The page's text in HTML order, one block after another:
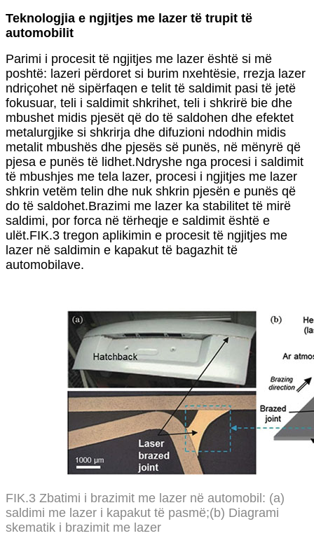
Teknologjia e ngjitjes me lazer të trupit të
automobilit
Parimi i procesit të ngjitjes me lazer është si më
poshtë: lazeri përdoret si burim nxehtësie, rrezja lazer
ndriçohet në sipërfaqen e telit të saldimit pasi të jetë
fokusuar, teli i saldimit shkrihet, teli i shkrirë bie dhe
mbushet midis pjesët që do të saldohen dhe efektet
metalurgjike si shkrirja dhe difuzioni ndodhin midis
metalit mbushës dhe pjesës së punës, në mënyrë që
pjesa e punës të lidhet.Ndryshe nga procesi i saldimit
të mbushjes me tela lazer, procesi i ngjitjes me lazer
shkrin vetëm telin dhe nuk shkrin pjesën e punës që
do të saldohet.Brazimi me lazer ka stabilitet të mirë
saldimi, por forca në tërheqje e saldimit është e
ulët.FIK.3 tregon aplikimin e procesit të ngjitjes me
lazer në saldimin e kapakut të bagazhit të
automobilave.
FIK.3 Zbatimi i brazimit me lazer në automobil: (a)
saldimi me lazer i kapakut të pasmë;(b) Diagrami
skematik i brazimit me lazer